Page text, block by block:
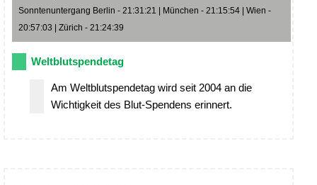
Sonntenuntergang Berlin - 21:31:21 | München - 21:15:54 | Wien -
20:57:03 | Zürich - 21:24:39
Weltblutspendetag
Am Weltblutspendetag wird seit 2004 an die
Wichtigkeit des Blut-Spendens erinnert.